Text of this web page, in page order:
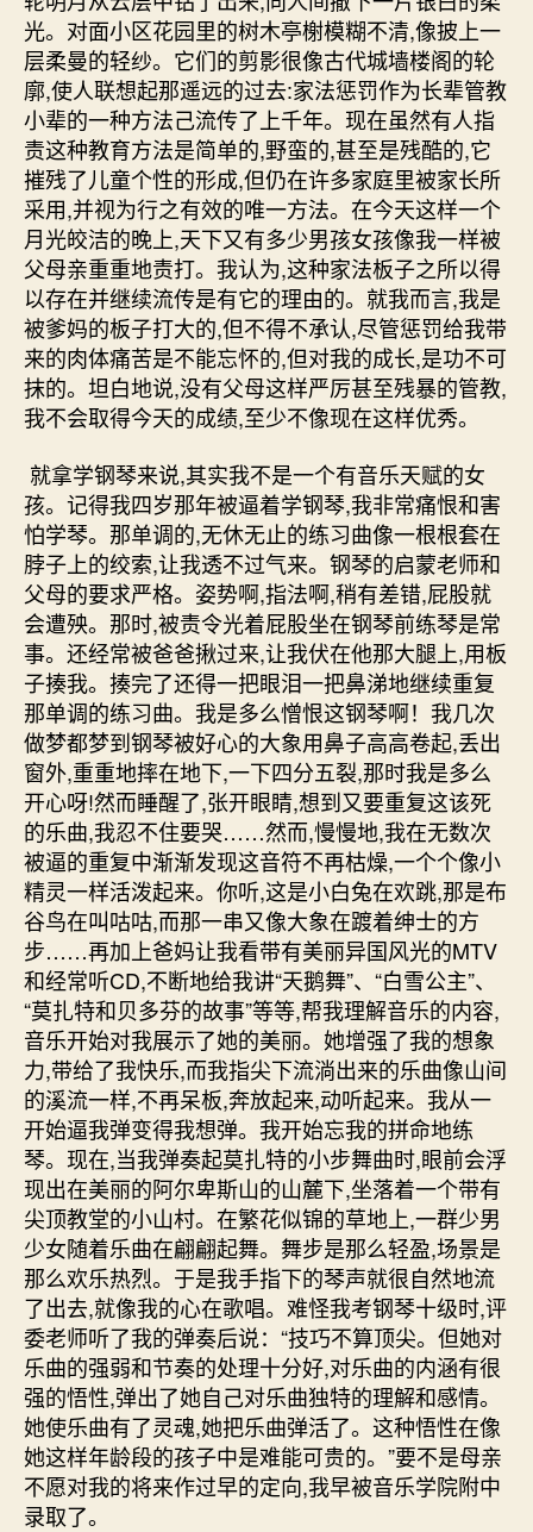
光。对面小区花园里的树木亭榭模糊不清,像披上一
层柔曼的轻纱。它们的剪影很像古代城墙楼阁的轮
廓,使人联想起那遥远的过去:家法惩罚作为长辈管教
小辈的一种方法己流传了上千年。现在虽然有人指
责这种教育方法是简单的,野蛮的,甚至是残酷的,它
摧残了儿童个性的形成,但仍在许多家庭里被家长所
采用,并视为行之有效的唯一方法。在今天这样一个
月光皎洁的晚上,天下又有多少男孩女孩像我一样被
父母亲重重地责打。我认为,这种家法板子之所以得
以存在并继续流传是有它的理由的。就我而言,我是
被爹妈的板子打大的,但不得不承认,尽管惩罚给我带
来的肉体痛苦是不能忘怀的,但对我的成长,是功不可
抹的。坦白地说,没有父母这样严厉甚至残暴的管教,
我不会取得今天的成绩,至少不像现在这样优秀。
就拿学钢琴来说,其实我不是一个有音乐天赋的女
孩。记得我四岁那年被逼着学钢琴,我非常痛恨和害
怕学琴。那单调的,无休无止的练习曲像一根根套在
脖子上的绞索,让我透不过气来。钢琴的启蒙老师和
父母的要求严格。姿势啊,指法啊,稍有差错,屁股就
会遭殃。那时,被责令光着屁股坐在钢琴前练琴是常
事。还经常被爸爸揪过来,让我伏在他那大腿上,用板
子揍我。揍完了还得一把眼泪一把鼻涕地继续重复
那单调的练习曲。我是多么憎恨这钢琴啊！我几次
做梦都梦到钢琴被好心的大象用鼻子高高卷起,丢出
窗外,重重地摔在地下,一下四分五裂,那时我是多么
开心呀!然而睡醒了,张开眼睛,想到又要重复这该死
的乐曲,我忍不住要哭……然而,慢慢地,我在无数次
被逼的重复中渐渐发现这音符不再枯燥,一个个像小
精灵一样活泼起来。你听,这是小白兔在欢跳,那是布
谷鸟在叫咕咕,而那一串又像大象在踱着绅士的方
步……再加上爸妈让我看带有美丽异国风光的MTV
和经常听CD,不断地给我讲“天鹅舞”、“白雪公主”、
“莫扎特和贝多芬的故事”等等,帮我理解音乐的内容,
音乐开始对我展示了她的美丽。她增强了我的想象
力,带给了我快乐,而我指尖下流淌出来的乐曲像山间
的溪流一样,不再呆板,奔放起来,动听起来。我从一
开始逼我弹变得我想弹。我开始忘我的拼命地练
琴。现在,当我弹奏起莫扎特的小步舞曲时,眼前会浮
现出在美丽的阿尔卑斯山的山麓下,坐落着一个带有
尖顶教堂的小山村。在繁花似锦的草地上,一群少男
少女随着乐曲在翩翩起舞。舞步是那么轻盈,场景是
那么欢乐热烈。于是我手指下的琴声就很自然地流
了出去,就像我的心在歌唱。难怪我考钢琴十级时,评
委老师听了我的弹奏后说：“技巧不算顶尖。但她对
乐曲的强弱和节奏的处理十分好,对乐曲的内涵有很
强的悟性,弹出了她自己对乐曲独特的理解和感情。
她使乐曲有了灵魂,她把乐曲弹活了。这种悟性在像
她这样年龄段的孩子中是难能可贵的。”要不是母亲
不愿对我的将来作过早的定向,我早被音乐学院附中
录取了。